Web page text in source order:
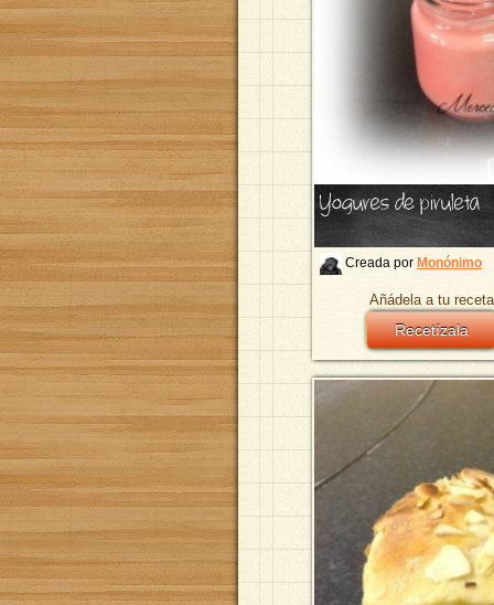
Yogures de piruleta
Creada por Monónimo
Añádela a tu
Recetízala